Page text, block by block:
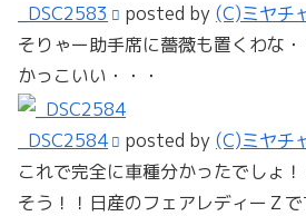
_DSC2583 posted by (C)ミヤチ
そりゃー助手席に薔薇も置くわな・
かっこいい・・・
_DSC2584 posted by (C)ミヤチ
これで完全に車種分かったでしょ！
そう！！日産のフェアレディーＺで